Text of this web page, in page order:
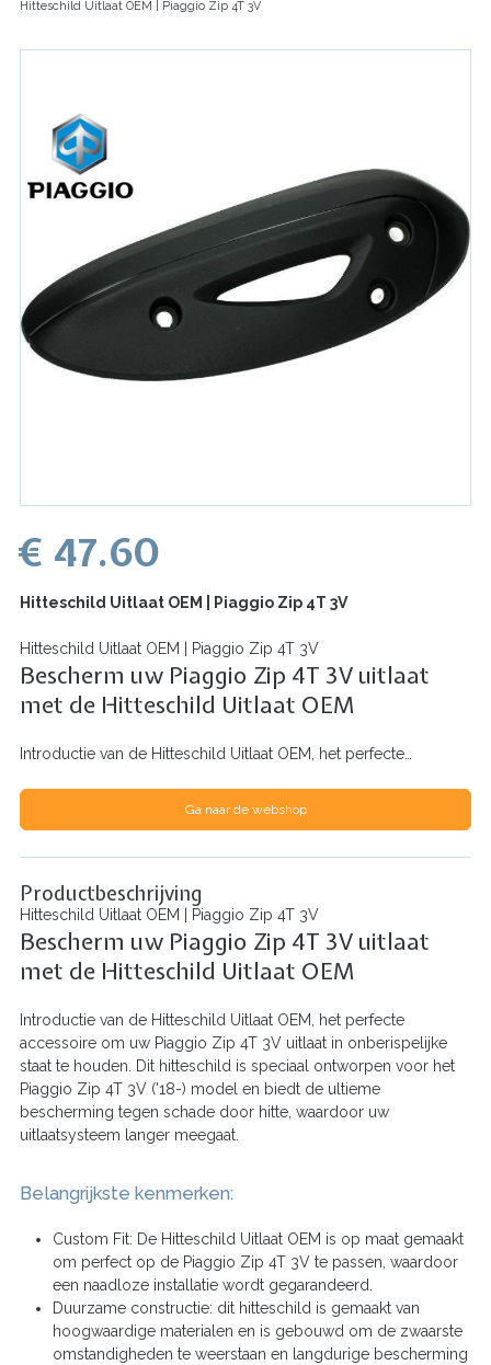
Hitteschild Uitlaat OEM | Piaggio Zip 4T 3V
€ 47.60
Hitteschild Uitlaat OEM | Piaggio Zip 4T 3V
Hitteschild Uitlaat OEM | Piaggio Zip 4T 3V
Bescherm uw Piaggio Zip 4T 3V uitlaat
met de Hitteschild Uitlaat OEM
Introductie van de Hitteschild Uitlaat OEM, het perfecte…
Ga naar de webshop
Productbeschrijving
Hitteschild Uitlaat OEM | Piaggio Zip 4T 3V
Bescherm uw Piaggio Zip 4T 3V uitlaat
met de Hitteschild Uitlaat OEM
Introductie van de Hitteschild Uitlaat OEM, het perfecte
accessoire om uw Piaggio Zip 4T 3V uitlaat in onberispelijke
staat te houden. Dit hitteschild is speciaal ontworpen voor het
Piaggio Zip 4T 3V ('18-) model en biedt de ultieme
bescherming tegen schade door hitte, waardoor uw
uitlaatsysteem langer meegaat.
Belangrijkste kenmerken:
Custom Fit: De Hitteschild Uitlaat OEM is op maat gemaakt
om perfect op de Piaggio Zip 4T 3V te passen, waardoor
een naadloze installatie wordt gegarandeerd.
Duurzame constructie: dit hitteschild is gemaakt van
hoogwaardige materialen en is gebouwd om de zwaarste
omstandigheden te weerstaan en langdurige bescherming